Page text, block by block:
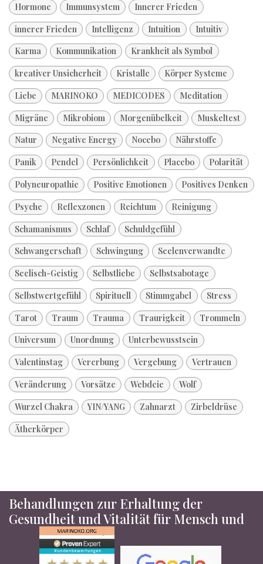
Hormone
Immunsystem
Innerer Frieden
innerer Frieden
Intelligenz Intuition
Intuitiv
Karma
Kommunikation
Krankheit als Symbol
kreativer Unsicherheit
Kristalle
Körper Systeme
Liebe
MARINOKO MEDICODES
Meditation
Migräne
Mikrobiom Morgenübelkeit
Muskeltest
Natur
Negative Energy Nocebo
Nährstoffe
Panik
Pendel Persönlichkeit Placebo
Polarität
Polyneuropathie
Positive Emotionen
Positives Denken
Psyche
Reflexzonen Reichtum
Reinigung
Schamanismus
Schlaf
Schuldgefühl
Schwangerschaft
Schwingung
Seelenverwandte
Seelisch-Geistig
Selbstliebe
Selbstsabotage
Selbstwertgefühl
Spirituell Stimmgabel
Stress
Tarot
Traum Trauma Traurigkeit
Trommeln
Universum
Unordnung
Unterbewusstsein
Valentinstag
Vererbung Vergebung
Vertrauen
Veränderung
Vorsätze Webdeie
Wolf
Wurzel Chakra
YIN/YANG Zahnarzt
Zirbeldrüse
Ätherkörper
Behandlungen zur Erhaltung der
Gesundheit und Vitalität für Mensch und